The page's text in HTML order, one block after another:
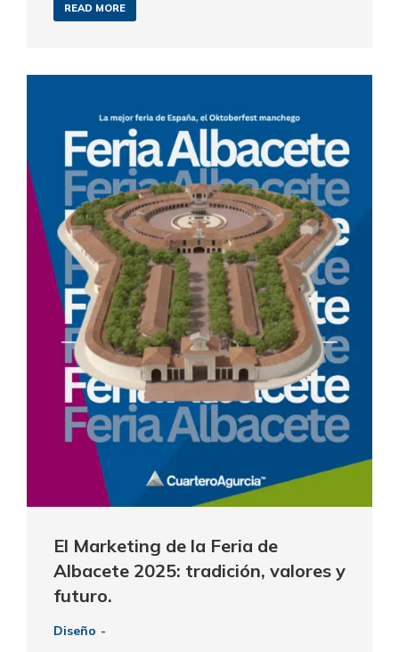
READ MORE
El Marketing de la Feria de
Albacete 2025: tradición, valores y
futuro.
Diseño